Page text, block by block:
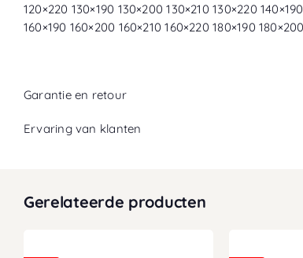
120×220 130×190 130×200 130×210 130×220
160×190 160×200 160×210 160×220 180×190
Garantie en retour
Ervaring van klanten
Gerelateerde producten